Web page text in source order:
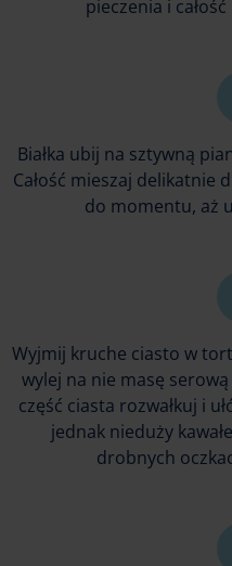
pieczenia i
Białka ubij na sztywną
Całość mieszaj delikatnie
do momentu, aż
Wyjmij kruche ciasto w
wylej na nie masę
część ciasta rozwałkuj i
jednak nieduży
drobnych